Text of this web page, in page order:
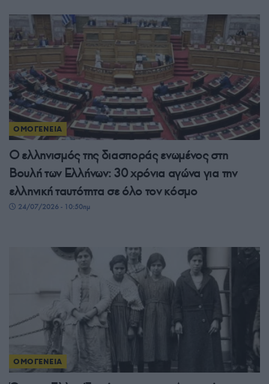
ΟΜΟΓΕΝΕΙΑ
Ο ελληνισμός της διασποράς ενωμένος στη
Βουλή των Ελλήνων: 30 χρόνια αγώνα για την
ελληνική ταυτότητα σε όλο τον κόσμο
24/07/2026 - 10:50πμ
ΟΜΟΓΕΝΕΙΑ